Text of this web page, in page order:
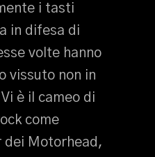
i tasti
in difesa di
volte hanno
vissuto non in
è il cameo di
come
dei Motorhead,